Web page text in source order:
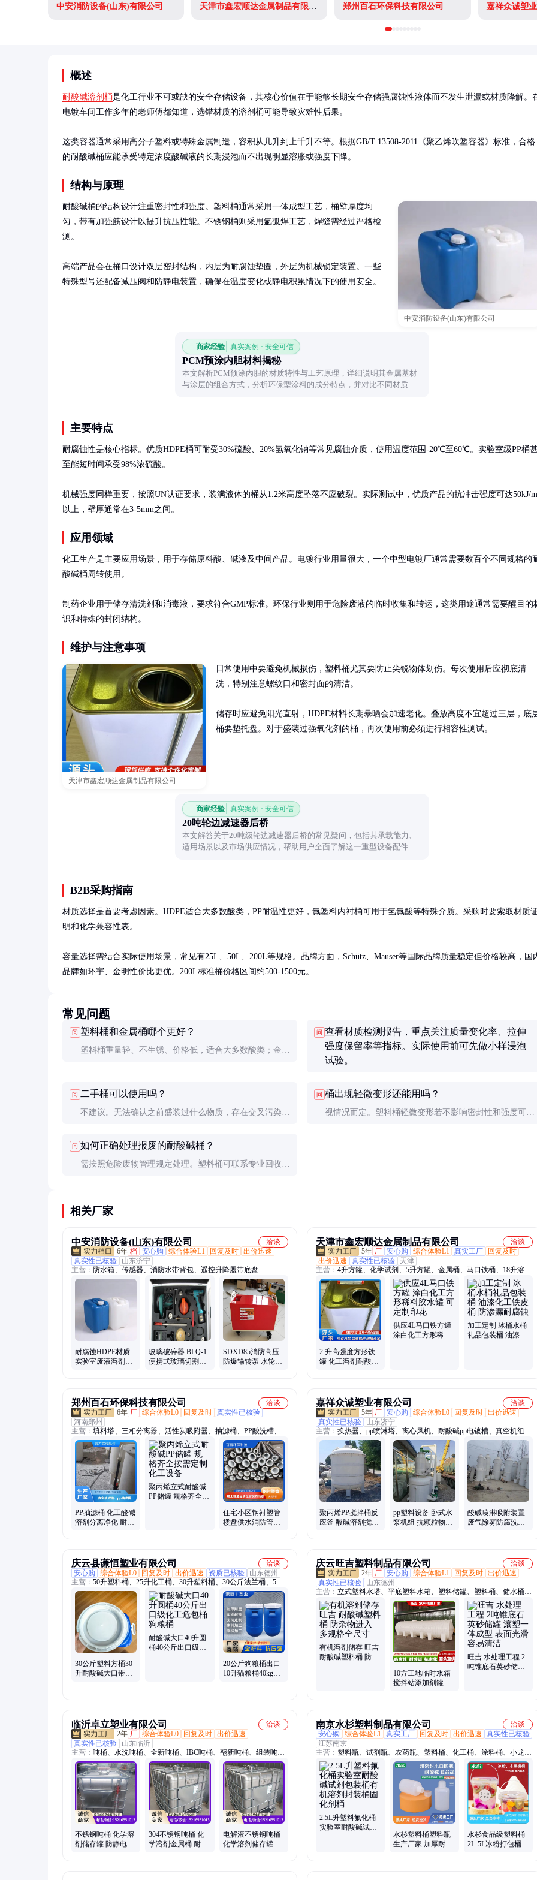
中安消防设备(山东)有限公司 天津市鑫宏顺达金属制品有限公司 郑州百石环保科技有限公司 嘉祥众诚塑
概述
耐酸碱溶剂桶是化工行业不可或缺的安全存储设备，其核心价值在于能够长期安全存储强腐蚀性液体而不发生泄漏或材质降解。
电镀车间工作多年的老师傅都知道，选错材质的溶剂桶可能导致灾难性后果。
这类容器通常采用高分子塑料或特殊金属制造，容积从几升到上千升不等。根据GB/T 13508-2011《聚乙烯吹塑容器》标准，合格
的耐酸碱桶应能承受特定浓度酸碱液的长期浸泡而不出现明显溶胀或强度下降。
结构与原理
中安消防设备(山东)有限公司
耐酸碱桶的结构设计注重密封性和强度。塑料桶通常采用一体成型工艺，桶壁厚度均
匀，带有加强筋设计以提升抗压性能。不锈钢桶则采用氩弧焊工艺，焊缝需经过严格检
测。
高端产品会在桶口设计双层密封结构，内层为耐腐蚀垫圈，外层为机械锁定装置。一些
特殊型号还配备减压阀和防静电装置，确保在温度变化或静电积累情况下的使用安全。
商家经验 真实案例 · 安全可信
PCM预涂内胆材料揭秘
本文解析PCM预涂内胆的材质特性与工艺原理，详细说明其金属基材
与涂层的组合方式，分析环保型涂料的成分特点，并对比不同材质内
主要特点
耐腐蚀性是核心指标。优质HDPE桶可耐受30%硫酸、20%氢氧化钠等常见腐蚀介质，使用温度范围-20℃至60℃。实验室级PP桶
至能短时间承受98%浓硫酸。
机械强度同样重要，按照UN认证要求，装满液体的桶从1.2米高度坠落不应破裂。实际测试中，优质产品的抗冲击强度可达50kJ/
以上，壁厚通常在3-5mm之间。
应用领域
化工生产是主要应用场景，用于存储原料酸、碱液及中间产品。电镀行业用量很大，一个中型电镀厂通常需要数百个不同规格的
酸碱桶周转使用。
制药企业用于储存清洗剂和消毒液，要求符合GMP标准。环保行业则用于危险废液的临时收集和转运，这类用途通常需要醒目的
识和特殊的封闭结构。
维护与注意事项
天津市鑫宏顺达金属制品有限公司
日常使用中要避免机械损伤，塑料桶尤其要防止尖锐物体划伤。每次使用后应彻底清
洗，特别注意螺纹口和密封面的清洁。
储存时应避免阳光直射，HDPE材料长期暴晒会加速老化。叠放高度不宜超过三层，底
桶要垫托盘。对于盛装过强氧化剂的桶，再次使用前必须进行相容性测试。
商家经验 真实案例 · 安全可信
20吨轮边减速器后桥
本文解答关于20吨级轮边减速器后桥的常见疑问，包括其承载能力、
适用场景以及市场供应情况，帮助用户全面了解这一重型设备配件的
B2B采购指南
材质选择是首要考虑因素。HDPE适合大多数酸类，PP耐温性更好，氟塑料内衬桶可用于氢氟酸等特殊介质。采购时要索取材质
明和化学兼容性表。
容量选择需结合实际使用场景，常见有25L、50L、200L等规格。品牌方面，Schütz、Mauser等国际品牌质量稳定但价格较高，国
品牌如环宇、金明性价比更优。200L标准桶价格区间约500-1500元。
常见问题
问 塑料桶和金属桶哪个更好？
塑料桶重量轻、不生锈、价格低，适合大多数酸类；金属
问 查看材质检测报告，重点关注质量变化率、拉伸
强度保留率等指标。实际使用前可先做小样浸泡
试验。
问 二手桶可以使用吗？
不建议。无法确认之前盛装过什么物质，存在交叉污染风
问 桶出现轻微变形还能用吗？
视情况而定。塑料桶轻微变形若不影响密封性和强度可继
问 如何正确处理报废的耐酸碱桶？
需按照危险废物管理规定处理。塑料桶可联系专业回收公
相关厂家
中安消防设备(山东)有限公司
洽谈
6年 档 安心购 综合体验L1 回复及时 出价迅速
真实性已核验
山东济宁
主营： 防水箱、传感器、消防水带背包、遥控升降履带底盘
耐腐蚀HDPE材质
实验室废液溶剂安
玻璃破碎器 BLQ-1
便携式玻璃切割器
SDXD85消防高压
防爆输转泵 水轮驱
天津市鑫宏顺达金属制品有限公司
洽谈
5年 厂 安心购 综合体验L1 真实工厂
回复及时
出价迅速
真实性已核验
天津
主营： 4升方罐、化学试剂、5升方罐、金属桶、马口铁桶、18升溶剂
桶、化工桶、铁桶、20升油漆桶、20升涂料桶、18升食用油桶、油
桶、垃圾桶、20升马口铁桶、20升开口桶、18升乳胶漆桶、铁皮桶、
10升方形铁桶、1升机油罐、4升润滑油罐、化工罐、油罐、0.3升圆
罐、4升方形铁罐、0.3升圆形铁罐
2 升高强度方形铁
罐 化工溶剂耐酸碱
供应4L马口铁方罐
涂白化工方形稀料
加工定制 冰桶水桶
礼品包装桶 油漆化
郑州百石环保科技有限公司
洽谈
6年 厂 综合体验L0 回复及时 真实性已核验
河南郑州
主营： 填料塔、三相分离器、活性炭吸附器、抽滤桶、PP酸洗槽、软
板、反应釜、PP储罐、真空罐、聚丙烯列管式换热器、聚丙烯膜式吸
收器、钢衬塑、塑料风机、尾气吸收塔、储槽pp罐、PP净化塔、立式
储罐
PP抽滤桶 化工酸碱
溶剂分离净化 耐腐
聚丙烯立式耐酸碱
PP储罐 规格齐全按
住宅小区钢衬塑管
楼盘供水消防管道
嘉祥众诚塑业有限公司
洽谈
5年 厂 安心购 综合体验L0 回复及时 出价迅速
真实性已核验
山东济宁
主营： 换热器、pp喷淋塔、离心风机、耐酸碱pp电镀槽、真空机组、
石墨冷凝器、pp立式缠绕罐、废气处理设备、无缝焊接pp储罐、PP真
空计量罐、PP抽滤槽、PP喷淋塔、PP真空机组
聚丙烯PP搅拌桶反
应釜 酸碱溶剂搅拌
pp塑料设备 卧式水
泵机组 抗颗粒物磨
酸碱喷淋吸附装置
废气除雾防腐洗涤
庆云县谦恒塑业有限公司
洽谈
安心购
综合体验L0 回复及时 出价迅速 资质已核验
山东德州
主营： 50升塑料桶、25升化工桶、30升塑料桶、30公斤法兰桶、5公
斤化工桶、50公斤法兰桶、IBC吨桶、大口桶、密封桶、60升塑料
桶、60升化工桶、40升塑料桶、出口级塑料桶、120升塑料桶、200升
蓝化工桶、1吨塑料桶、2吨塑料桶、5吨塑料桶、10吨塑料桶、50吨
塑料桶、20吨储罐、30吨大型化工储罐
30公斤塑料方桶30
升耐酸碱大口带内
耐酸碱大口40升圆
桶40公斤出口级化
20公斤狗粮桶出口
10升猫粮桶40kg塑
庆云旺吉塑料制品有限公司
洽谈
2年 厂 安心购 综合体验L1 回复及时 出价迅速
真实性已核验
山东德州
主营： 立式塑料水塔、平底塑料水箱、塑料储罐、塑料桶、储水桶、
5吨塑料桶、8吨塑料桶、10吨塑料桶、15吨塑料桶、20吨塑料桶、30
吨塑料桶、40吨塑料桶、50吨塑料桶、泡菜桶、腌制桶、1000L塑料
桶、立式塑料桶、卧式塑料桶、塑料水塔、加药箱、减水剂复配设
备、外加剂复配设备、塑料水箱、10立方水箱、外加剂塑料搅拌水箱
有机溶剂储存 旺吉
耐酸碱塑料桶 防杂
10方工地临时水箱
搅拌站添加剂罐平
旺吉 水处理工程 2
吨锥底石英砂储罐
临沂卓立塑业有限公司
洽谈
2年 厂 综合体验L0 回复及时 出价迅速
真实性已核验
山东临沂
主营： 吨桶、水洗吨桶、全新吨桶、IBC吨桶、翻新吨桶、组装吨
桶、塑料吨桶、化工塑料吨桶、化工桶、二手吨桶、IBC桶、大容量
化工桶、大口化工桶、1000升吨桶、白色方形塑料桶、方形塑料桶、
翻新组装吨桶、IBC化工桶、不锈钢吨桶、304不锈钢吨桶、1000L水
洗吨桶、1000L加厚方桶、骨胶、明胶
不锈钢吨桶 化学溶
剂储存罐 防静电 防
304不锈钢吨桶 化
学溶剂金属桶 耐酸
电解液不锈钢吨桶
化学溶剂储存罐 耐
南京水杉塑料制品有限公司
洽谈
安心购
综合体验L1 真实工厂 回复及时 出价迅速
真实性已核验
江苏南京
主营： 塑料瓶、试剂瓶、农药瓶、塑料桶、化工桶、涂料桶、小龙虾
桶、化肥桶、肥料桶、食品级桶、耐酸碱堆码桶、废液桶、机油桶、
农资桶、水溶肥桶、透明塑料桶、25L塑料桶、PP桶、工业用桶、堆
码桶、高阻隔瓶、固体瓶、PE瓶、洗护瓶、圆瓶
2.5L升塑料氟化桶
实验室耐酸碱试剂
水杉塑料桶塑料瓶
生产厂家 加厚耐酸
水杉食品级塑料桶
2L-5L冰粉打包桶透